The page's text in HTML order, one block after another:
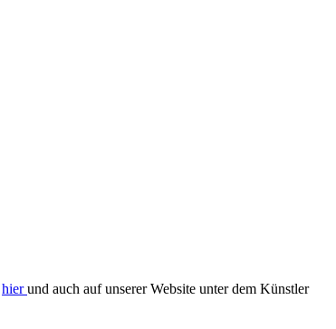
hierund auch auf unserer Website unter dem Künstler